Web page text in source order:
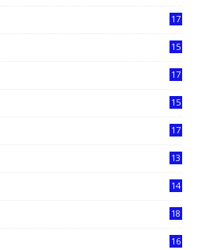
17
15
17
15
17
13
14
18
16